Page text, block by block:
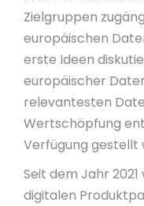
Zielgruppen
europäischen
erste Ideen
europäischer
relevantesten
Wertschöpfung
Verfügung gestellt
Seit dem Jahr
digitalen